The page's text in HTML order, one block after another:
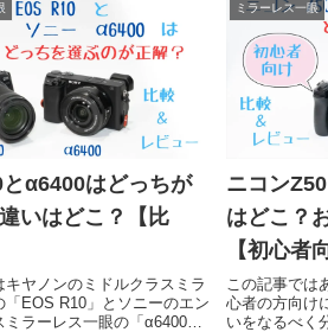
α6400はどっちが
いはどこ？【比
キヤノンのミドルクラスミラ
「EOS R10」とソニーのエン
ミラーレス一眼の「α6400」
ミラーレス一眼
ニコン
はどこ？
【初心者
この記事では
心者の方向け
いをなるべく